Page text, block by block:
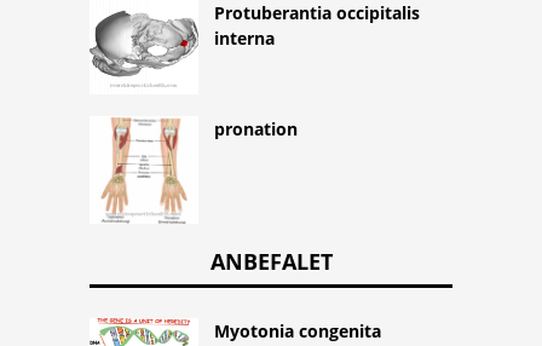
Protuberantia occipitalis
interna
pronation
ANBEFALET
Myotonia congenita